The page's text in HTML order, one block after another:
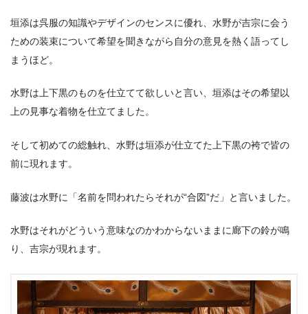
垣添は呉服の知識やデザインのセンスに優れ、水野が吉宗に会う
ための装束について希望を聞きながら自分の意見を熱く語ってし
まうほど。
水野は上下黒のものを仕立てて欲しいと言い、垣添はその希望以
上の見事な着物を仕立てました。
そして初めての総触れ、水野は垣添が仕立てた上下黒の袴で皆の
前に現れます。
藤波は水野に「名前を問われたらそれが“合図”だ」と言いました。
水野はそれがどういう意味なのかわからないままに廊下の鈴が鳴
り、吉宗が現れます。